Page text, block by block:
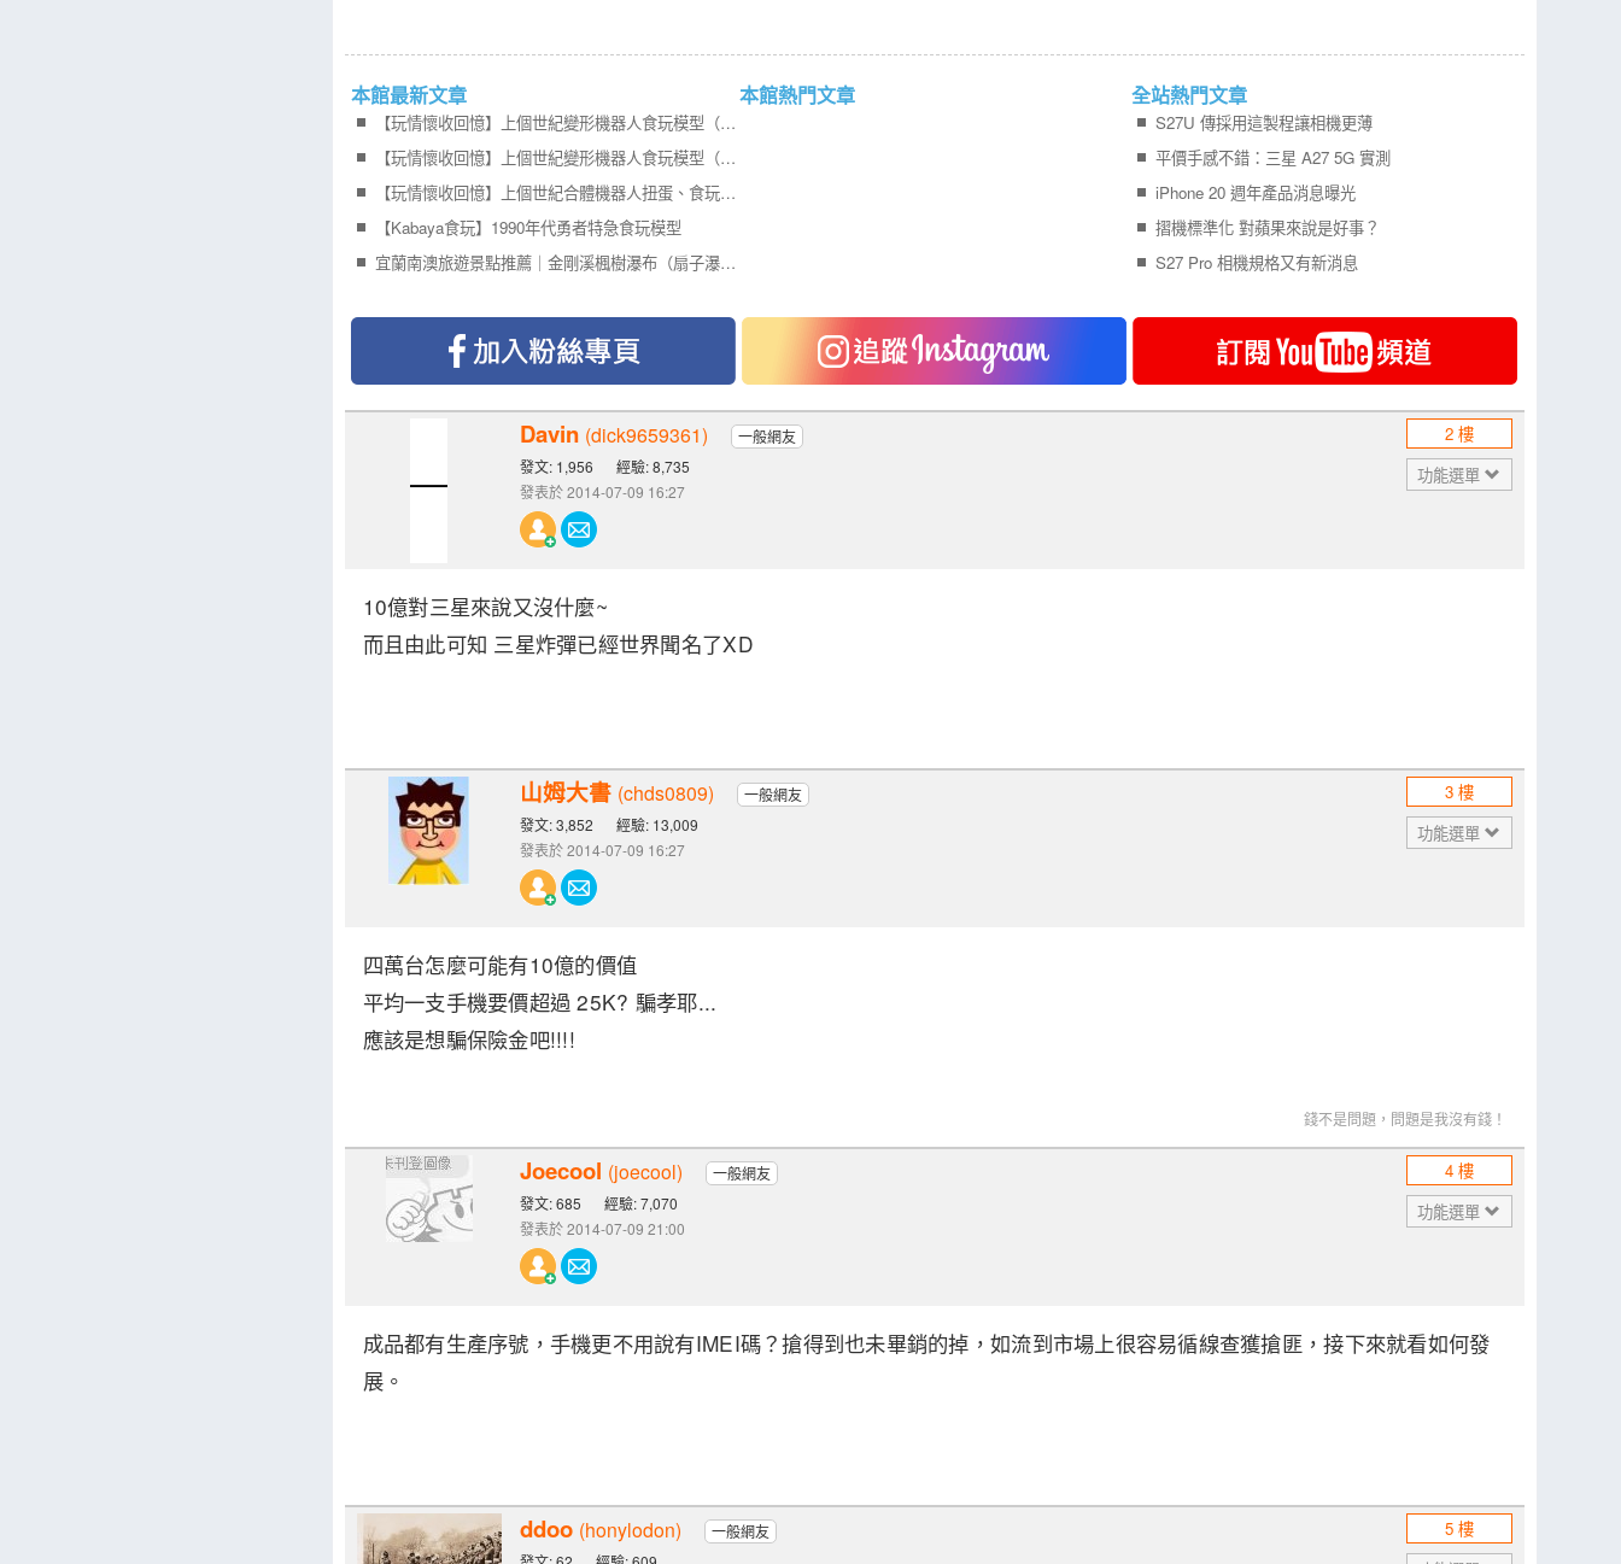
本館最新文章
【玩情懷收回憶】上個世紀變形機器人食玩模型（大型車、火車篇）
【玩情懷收回憶】上個世紀變形機器人食玩模型（汽車、機車篇）
【玩情懷收回憶】上個世紀合體機器人扭蛋、食玩模型
【Kabaya食玩】1990年代勇者特急食玩模型
宜蘭南澳旅遊景點推薦｜金剛溪楓樹瀑布（扇子瀑布）健行路線使用蔡司望遠鏡自然觀察實錄 ZEISS Victory SF 10×32 體驗
本館熱門文章 全站熱門文章
S27U 傳採用這製程讓相機更薄
平價手感不錯：三星 A27 5G 實測
iPhone 20 週年產品消息曝光
摺機標準化 對蘋果來說是好事？
S27 Pro 相機規格又有新消息
Davin (dick9659361)
一般網友
發文: 1,956
經驗: 8,735
發表於 2014-07-09 16:27
2 樓
功能選單
10億對三星來說又沒什麼~
而且由此可知 三星炸彈已經世界聞名了XD
山姆大書 (chds0809)
一般網友
發文: 3,852
經驗: 13,009
發表於 2014-07-09 16:27
3 樓
功能選單
四萬台怎麼可能有10億的價值
平均一支手機要價超過 25K? 騙孝耶...
應該是想騙保險金吧!!!!
錢不是問題，問題是我沒有錢！
Joecool (joecool)
一般網友
發文: 685
經驗: 7,070
發表於 2014-07-09 21:00
4 樓
功能選單
成品都有生產序號，手機更不用說有IMEI碼？搶得到也未畢銷的掉，如流到市場上很容易循線查獲搶匪，接下來就看如何發
展。
ddoo (honylodon)
一般網友
5 樓